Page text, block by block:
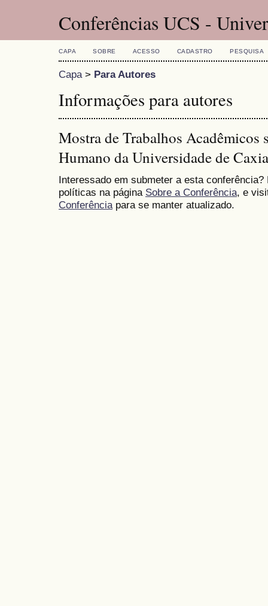
Conferências UCS -
CAPA SOBRE ACESSO CADASTRO PESQUISA
Capa> Para Autores
Informações para autores
Mostra de Trabalhos Acadêmicos
Humano da Universidade de
Interessado em submeter a esta
políticas na página Sobre a Conferência, e
Conferênciapara se manter atualizado.